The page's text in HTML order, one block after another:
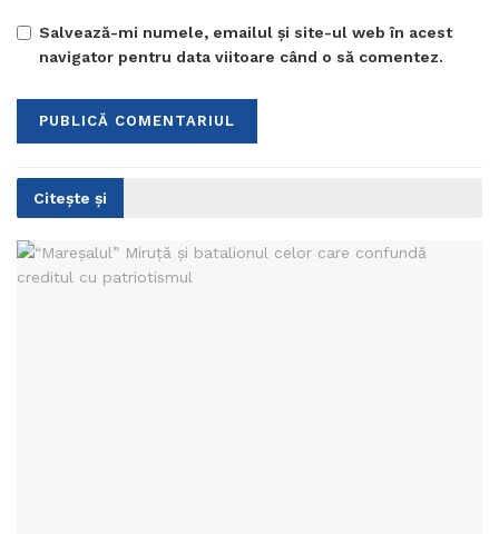
Salvează-mi numele, emailul și site-ul web în acest
navigator pentru data viitoare când o să comentez.
Citește și